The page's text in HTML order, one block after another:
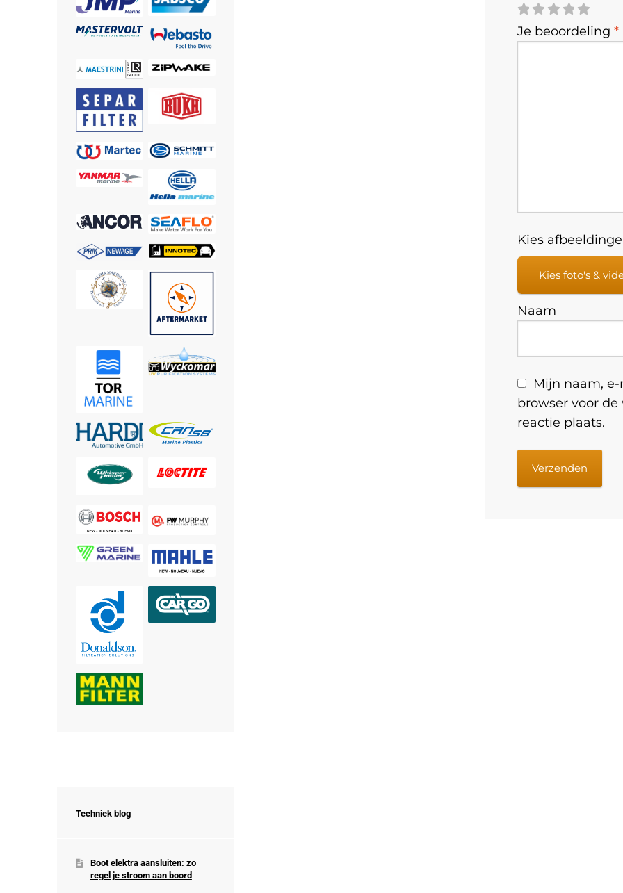
Je beoordeling *
Kies
Kies foto's &
Naam
Mijn naam,
browser voor
reactie plaats.
Techniek blog
Boot elektra aansluiten: zo
regel je stroom aan boord